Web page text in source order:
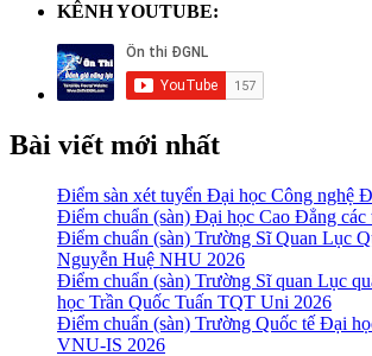
KÊNH YOUTUBE:
Bài viết mới nhất
Điểm sàn xét tuyển Đại học Công nghệ
Điểm chuẩn (sàn) Đại học Cao Đẳng các
Điểm chuẩn (sàn) Trường Sĩ Quan Lục
Nguyễn Huệ NHU 2026
Điểm chuẩn (sàn) Trường Sĩ quan Lục
học Trần Quốc Tuấn TQT Uni 2026
Điểm chuẩn (sàn) Trường Quốc tế Đại
VNU-IS 2026